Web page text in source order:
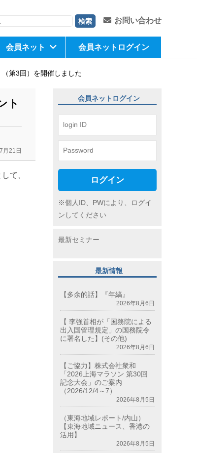
お問い合わせ
会員ネット 会員ネットログイン
第3回）を開催しました
ト
月21日
て、
会員ネットログイン
ログイン
※個人ID、PWにより、ログイ
ンしてください
最新セミナー
最新情報
【多余的話】『年縞』
2026年8月6日
【 李強首相が「国務院による
出入国管理規定」の国務院令
に署名した】(その他)
2026年8月6日
【ご協力】株式会社衆和
「2026上海マラソン 第30回
記念大会」のご案内
（2026/12/4～7）
2026年8月5日
（東海地域レポート/内山）
【東海地域ニュース、香港の
活用】
2026年8月5日